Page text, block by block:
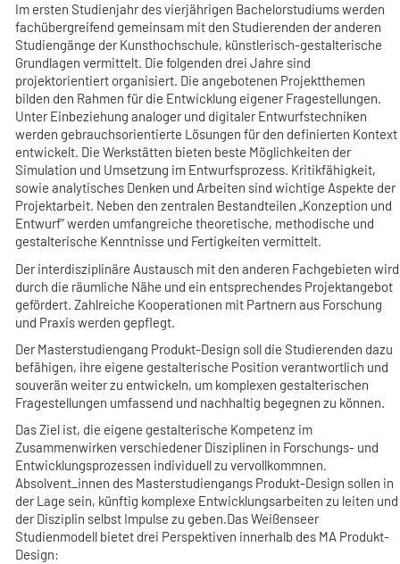
Im ersten Studienjahr des vierjährigen Bachelorstudiums werden
fachübergreifend gemeinsam mit den Studierenden der anderen
Studiengänge der Kunsthochschule, künstlerisch-gestalterische
Grundlagen vermittelt. Die folgenden drei Jahre sind
projektorientiert organisiert. Die angebotenen Projektthemen
bilden den Rahmen für die Entwicklung eigener Fragestellungen.
Unter Einbeziehung analoger und digitaler Entwurfstechniken
werden gebrauchsorientierte Lösungen für den definierten Kontext
entwickelt. Die Werkstätten bieten beste Möglichkeiten der
Simulation und Umsetzung im Entwurfsprozess. Kritikfähigkeit,
sowie analytisches Denken und Arbeiten sind wichtige Aspekte der
Projektarbeit. Neben den zentralen Bestandteilen „Konzeption und
Entwurf“ werden umfangreiche theoretische, methodische und
gestalterische Kenntnisse und Fertigkeiten vermittelt.
Der interdisziplinäre Austausch mit den anderen Fachgebieten wird
durch die räumliche Nähe und ein entsprechendes Projektangebot
gefördert. Zahlreiche Kooperationen mit Partnern aus Forschung
und Praxis werden gepflegt.
Der Masterstudiengang Produkt-Design soll die Studierenden dazu
befähigen, ihre eigene gestalterische Position verantwortlich und
souverän weiter zu entwickeln, um komplexen gestalterischen
Fragestellungen umfassend und nachhaltig begegnen zu können.
Das Ziel ist, die eigene gestalterische Kompetenz im
Zusammenwirken verschiedener Disziplinen in Forschungs- und
Entwicklungsprozessen individuell zu vervollkommnen.
Absolvent_innen des Masterstudiengangs Produkt-Design sollen in
der Lage sein, künftig komplexe Entwicklungsarbeiten zu leiten und
der Disziplin selbst Impulse zu geben.Das Weißenseer
Studienmodell bietet drei Perspektiven innerhalb des MA Produkt-
Design: